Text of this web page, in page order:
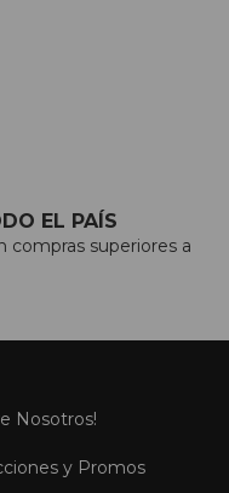
EL PAÍS
compras superiores a
Nosotros!
y Promos